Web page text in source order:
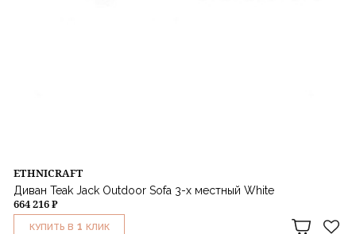
ETHNICRAFT
Диван Teak Jack Outdoor Sofa 3-х местный White
664 216 ₽
КУПИТЬ В 1 КЛИК